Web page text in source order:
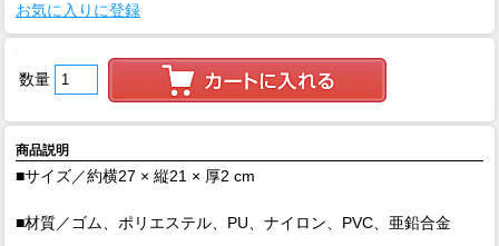
お気に入りに登録
数量
商品説明
■サイズ／約横27 × 縦21 × 厚2 cm
■材質／ゴム、ポリエステル、PU、ナイロン、PVC、亜鉛合金